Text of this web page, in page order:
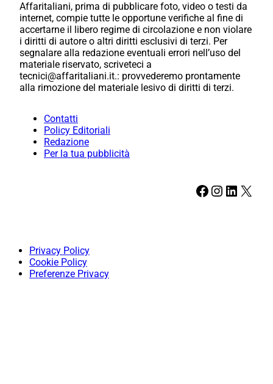
Affaritaliani, prima di pubblicare foto, video o testi da
internet, compie tutte le opportune verifiche al fine di
accertarne il libero regime di circolazione e non violare
i diritti di autore o altri diritti esclusivi di terzi. Per
segnalare alla redazione eventuali errori nell’uso del
materiale riservato, scriveteci a
tecnici@affaritaliani.it.: provvederemo prontamente
alla rimozione del materiale lesivo di diritti di terzi.
Contatti
Policy Editoriali
Redazione
Per la tua pubblicità
Facebook Instagram LinkedIn X
Privacy Policy
Cookie Policy
Preferenze Privacy